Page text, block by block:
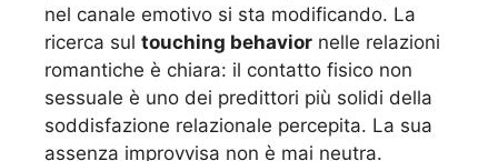
nel canale emotivo si sta modificando. La
ricerca sul touching behavior nelle relazioni
romantiche è chiara: il contatto fisico non
sessuale è uno dei predittori più solidi della
soddisfazione relazionale percepita. La sua
assenza improvvisa non è mai neutra.